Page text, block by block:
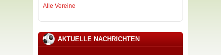
Alle Vereine
AKTUELLE NACHRICHTEN